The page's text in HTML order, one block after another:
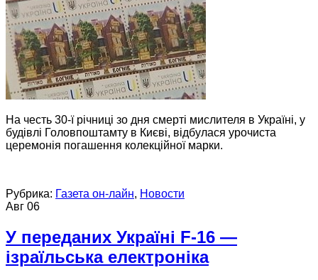
На честь 30-ї річниці зо дня смерті мислителя в Україні, у
будівлі Головпоштамту в Києві, відбулася урочиста
церемонія погашення колекційної марки.
Рубрика: Газета он-лайн, Новости
Авг 06
У переданих Україні F-16 —
ізраїльська електроніка